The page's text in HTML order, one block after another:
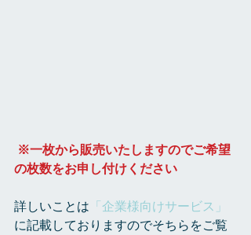
※一枚から販売いたしますのでご希望
の枚数をお申し付けください
詳しいことは 「企業様向けサービス」
に記載しておりますのでそちらをご覧